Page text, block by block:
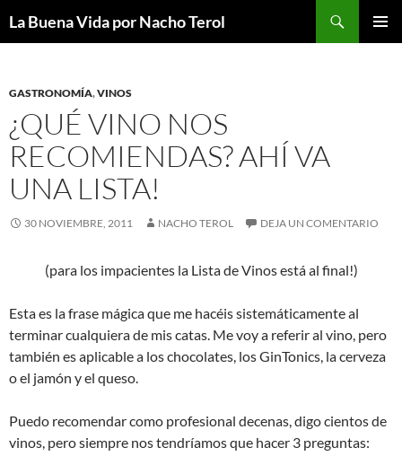
La Buena Vida por Nacho Terol
GASTRONOMÍA,VINOS
¿QUÉ VINO NOS
RECOMIENDAS? AHÍ VA
UNA LISTA!
30 NOVIEMBRE, 2011 NACHO TEROL DEJA UN COMENTARIO
(para los impacientes la Lista de Vinos está al final!)
Esta es la frase mágica que me hacéis sistemáticamente al
terminar cualquiera de mis catas. Me voy a referir al vino, pero
también es aplicable a los chocolates, los GinTonics, la cerveza
o el jamón y el queso.
Puedo recomendar como profesional decenas, digo cientos de
vinos, pero siempre nos tendríamos que hacer 3 preguntas: